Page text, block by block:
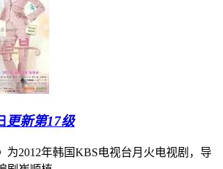
更新第17级
为2012年韩国KBS电视台月火电视剧，导